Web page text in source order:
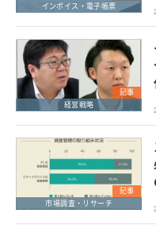
インボイス・電子帳票
記事
経営戦略
記事
市場調査・リサーチ